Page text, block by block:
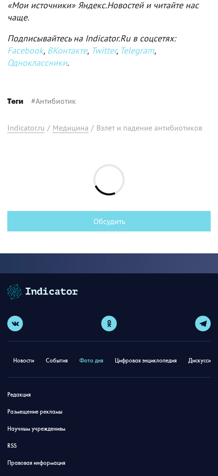
«Мои источники» Яндекс.Новостей и читайте нас
чаще.
Подписывайтесь на Indicator.Ru в соцсетях:
Facebook, ВКонтакте, Twitter, Telegram,
Одноклассники.
Теги #Антибиотик
Indicator.ru / Медицина / Взлет и падение антибиотиков
Обсудить
Новости События Фото дня Цифровая энциклопедия
Редакция
Размещение рекламы
Научным учреждениям
RSS
Правовая информация